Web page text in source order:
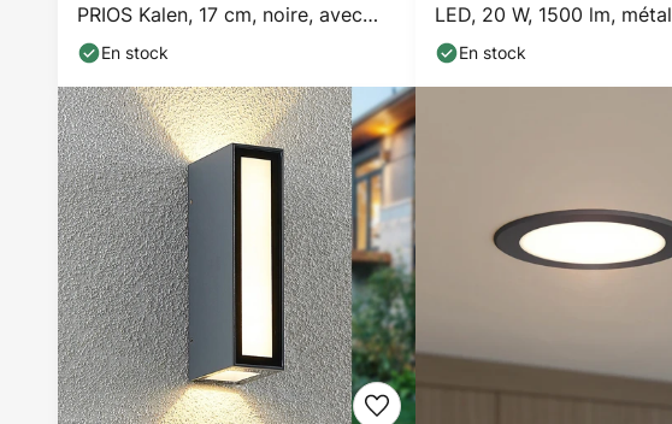
PRIOS Kalen, 17 cm, noire, avec
capteur
En stock
LED, 20 W, 1500 lm, métal
En stock